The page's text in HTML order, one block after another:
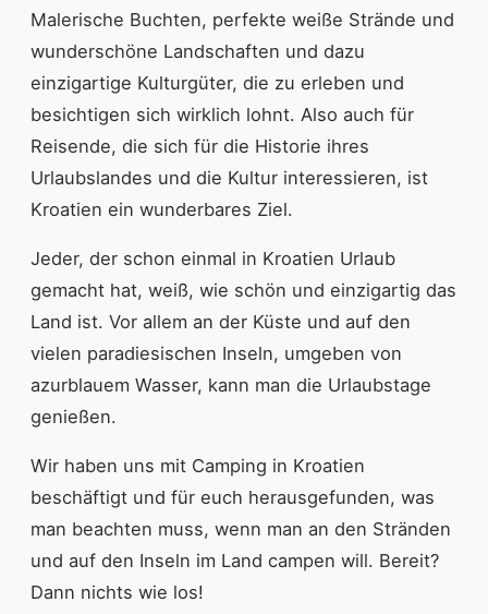
Malerische Buchten, perfekte weiße Strände und
wunderschöne Landschaften und dazu
einzigartige Kulturgüter, die zu erleben und
besichtigen sich wirklich lohnt. Also auch für
Reisende, die sich für die Historie ihres
Urlaubslandes und die Kultur interessieren, ist
Kroatien ein wunderbares Ziel.
Jeder, der schon einmal in Kroatien Urlaub
gemacht hat, weiß, wie schön und einzigartig das
Land ist. Vor allem an der Küste und auf den
vielen paradiesischen Inseln, umgeben von
azurblauem Wasser, kann man die Urlaubstage
genießen.
Wir haben uns mit Camping in Kroatien
beschäftigt und für euch herausgefunden, was
man beachten muss, wenn man an den Stränden
und auf den Inseln im Land campen will. Bereit?
Dann nichts wie los!